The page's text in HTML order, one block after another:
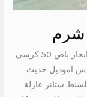
ايجار باص 50 كرسي الي شرم 01004230753 ايجار باص 50 كرسي
مرسيدس اموديل حديث
ستائر عازلة